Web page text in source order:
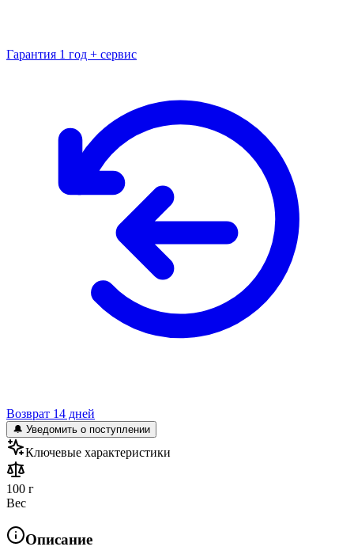
Гарантия 1 год + сервис
Возврат 14 дней
🔔 Уведомить о поступлении
Ключевые характеристики
100 г
Вес
Описание